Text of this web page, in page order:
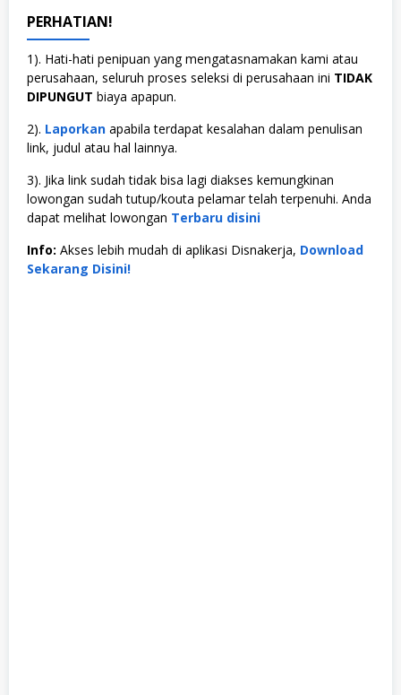
PERHATIAN!
1). Hati-hati penipuan yang mengatasnamakan kami atau
perusahaan, seluruh proses seleksi di perusahaan ini TIDAK
DIPUNGUT biaya apapun.
2). Laporkan apabila terdapat kesalahan dalam penulisan
link, judul atau hal lainnya.
3). Jika link sudah tidak bisa lagi diakses kemungkinan
lowongan sudah tutup/kouta pelamar telah terpenuhi. Anda
dapat melihat lowongan Terbaru disini
Info: Akses lebih mudah di aplikasi Disnakerja, Download
Sekarang Disini!